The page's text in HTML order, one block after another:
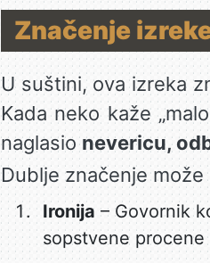
Značenje
U suštini, ova izreka
Kada neko kaže
naglasionevericu,
Dublje značenje
Ironija – Govornik
sopstvene procene